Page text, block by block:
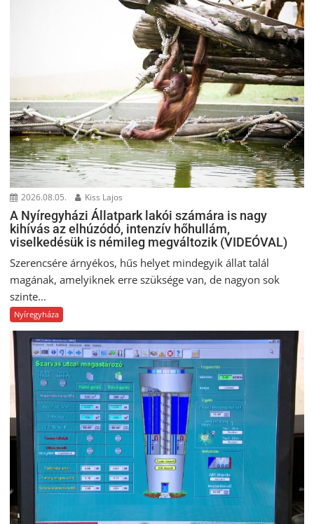
2026.08.05. Kiss Lajos
A Nyíregyházi Állatpark lakói számára is nagy
kihívás az elhúzódó, intenzív hőhullám,
viselkedésük is némileg megváltozik (VIDEÓVAL)
Szerencsére árnyékos, hűs helyet mindegyik állat talál
magának, amelyiknek erre szüksége van, de nagyon sok
szinte...
Nyíregyháza